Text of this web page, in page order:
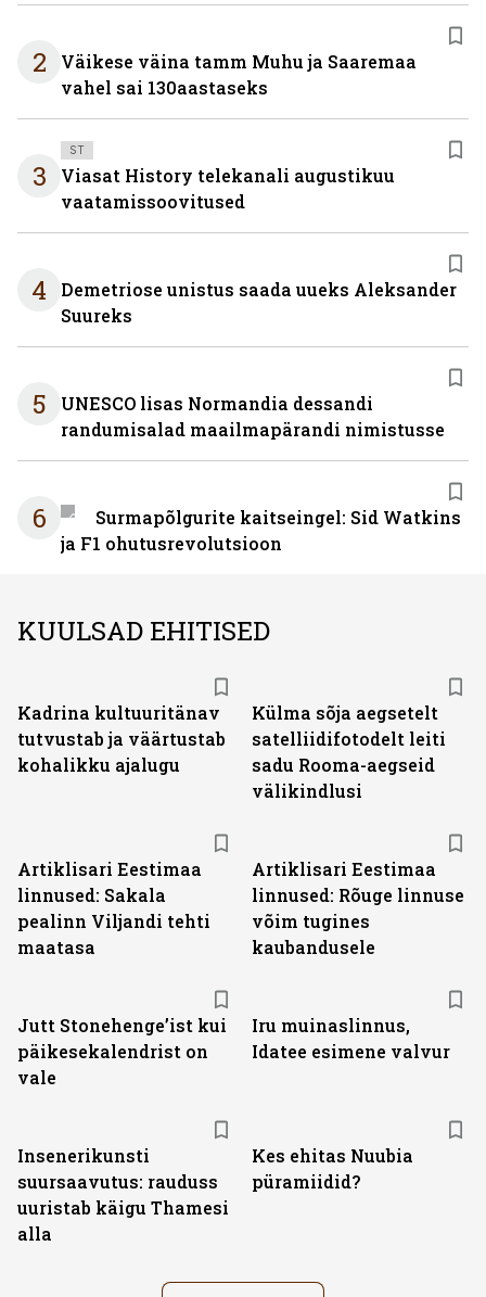
2
Väikese väina tamm Muhu ja Saaremaa
vahel sai 130aastaseks
3
ST
Viasat History telekanali augustikuu
vaatamissoovitused
4
Demetriose unistus saada uueks Aleksander
Suureks
5
UNESCO lisas Normandia dessandi
randumisalad maailmapärandi nimistusse
6
Surmapõlgurite kaitseingel: Sid Watkins
ja F1 ohutusrevolutsioon
KUULSAD EHITISED
Kadrina kultuuritänav
tutvustab ja väärtustab
kohalikku ajalugu
Külma sõja aegsetelt
satelliidifotodelt leiti
sadu Rooma-aegseid
välikindlusi
Artiklisari Eestimaa
linnused: Sakala
pealinn Viljandi tehti
maatasa
Artiklisari Eestimaa
linnused: Rõuge linnuse
võim tugines
kaubandusele
Jutt Stonehenge’ist kui
päikesekalendrist on
vale
Iru muinaslinnus,
Idatee esimene valvur
Insenerikunsti
suursaavutus: rauduss
uuristab käigu Thamesi
alla
Kes ehitas Nuubia
püramiidid?